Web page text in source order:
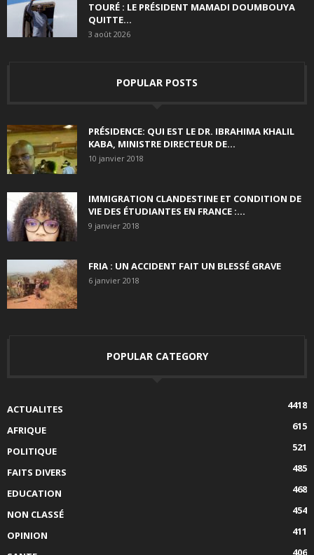
TOURÉ : LE PRÉSIDENT MAMADI DOUMBOUYA
QUITTE...
3 août 2026
POPULAR POSTS
PRÉSIDENCE: QUI EST LE DR. IBRAHIMA KHALIL
KABA, MINISTRE DIRECTEUR DE...
10 janvier 2018
IMMIGRATION CLANDESTINE ET CONDITION DE
VIE DES ÉTUDIANTES EN FRANCE :...
9 janvier 2018
FRIA : UN ACCIDENT FAIT UN BLESSÉ GRAVE
6 janvier 2018
POPULAR CATEGORY
ACTUALITES
4418
AFRIQUE
615
POLITIQUE
521
FAITS DIVERS
485
EDUCATION
468
NON CLASSÉ
454
OPINION
411
406